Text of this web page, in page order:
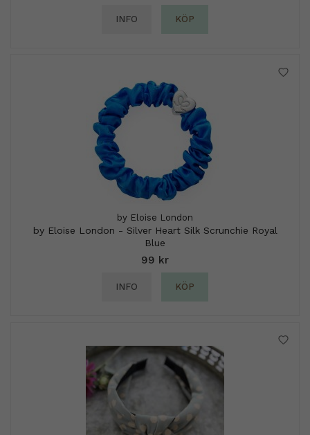
INFO KÖP
by Eloise London
by Eloise London - Silver Heart Silk Scrunchie Royal
Blue
99 kr
INFO KÖP